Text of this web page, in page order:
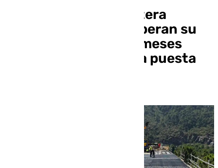
Las obras de la carretera
Ronda-San Pedro superan su
ecuador más de tres meses
después y con la vista puesta